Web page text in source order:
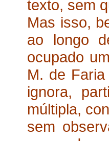
texto, sem
Mas isso,
ao longo
ocupado
M. de
ignora,
múltipla,
sem